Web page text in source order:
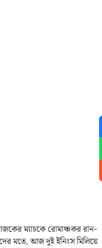
ম্যাচকে রোমাঞ্চকর রান-
মতে, আজ দুই ইনিংস মিলিয়ে